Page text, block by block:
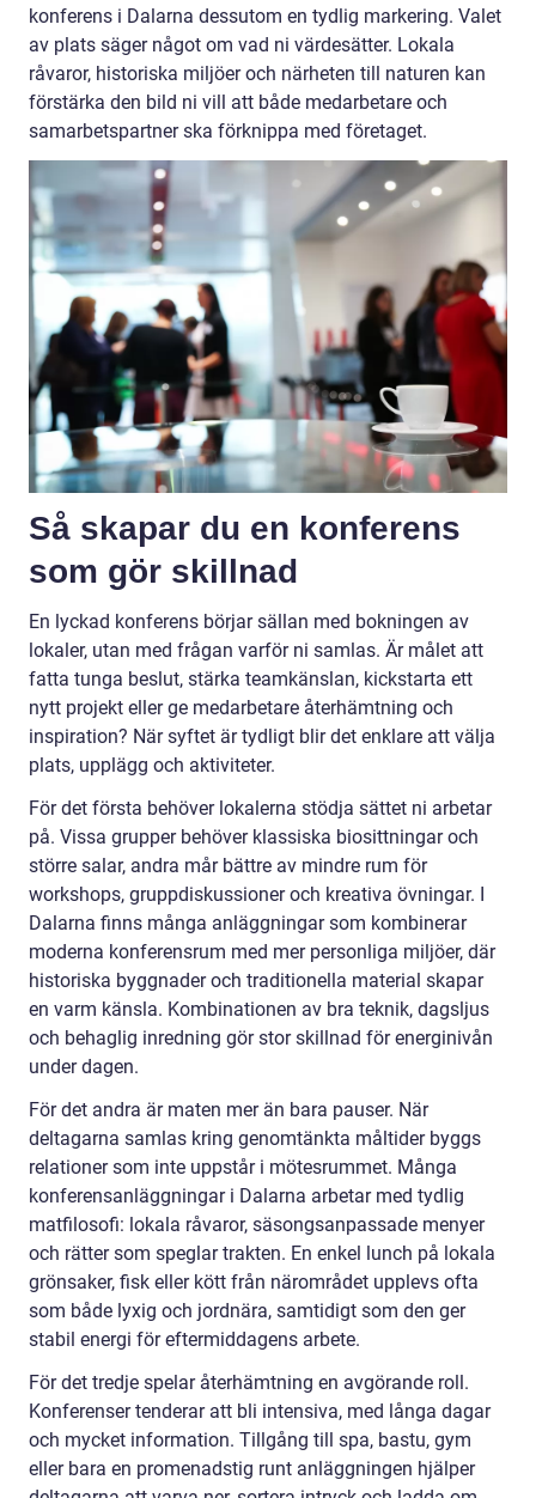
konferens i Dalarna dessutom en tydlig markering. Valet
av plats säger något om vad ni värdesätter. Lokala
råvaror, historiska miljöer och närheten till naturen kan
förstärka den bild ni vill att både medarbetare och
samarbetspartner ska förknippa med företaget.
Så skapar du en konferens
som gör skillnad
En lyckad konferens börjar sällan med bokningen av
lokaler, utan med frågan varför ni samlas. Är målet att
fatta tunga beslut, stärka teamkänslan, kickstarta ett
nytt projekt eller ge medarbetare återhämtning och
inspiration? När syftet är tydligt blir det enklare att välja
plats, upplägg och aktiviteter.
För det första behöver lokalerna stödja sättet ni arbetar
på. Vissa grupper behöver klassiska biosittningar och
större salar, andra mår bättre av mindre rum för
workshops, gruppdiskussioner och kreativa övningar. I
Dalarna finns många anläggningar som kombinerar
moderna konferensrum med mer personliga miljöer, där
historiska byggnader och traditionella material skapar
en varm känsla. Kombinationen av bra teknik, dagsljus
och behaglig inredning gör stor skillnad för energinivån
under dagen.
För det andra är maten mer än bara pauser. När
deltagarna samlas kring genomtänkta måltider byggs
relationer som inte uppstår i mötesrummet. Många
konferensanläggningar i Dalarna arbetar med tydlig
matfilosofi: lokala råvaror, säsongsanpassade menyer
och rätter som speglar trakten. En enkel lunch på lokala
grönsaker, fisk eller kött från närområdet upplevs ofta
som både lyxig och jordnära, samtidigt som den ger
stabil energi för eftermiddagens arbete.
För det tredje spelar återhämtning en avgörande roll.
Konferenser tenderar att bli intensiva, med långa dagar
och mycket information. Tillgång till spa, bastu, gym
eller bara en promenadstig runt anläggningen hjälper